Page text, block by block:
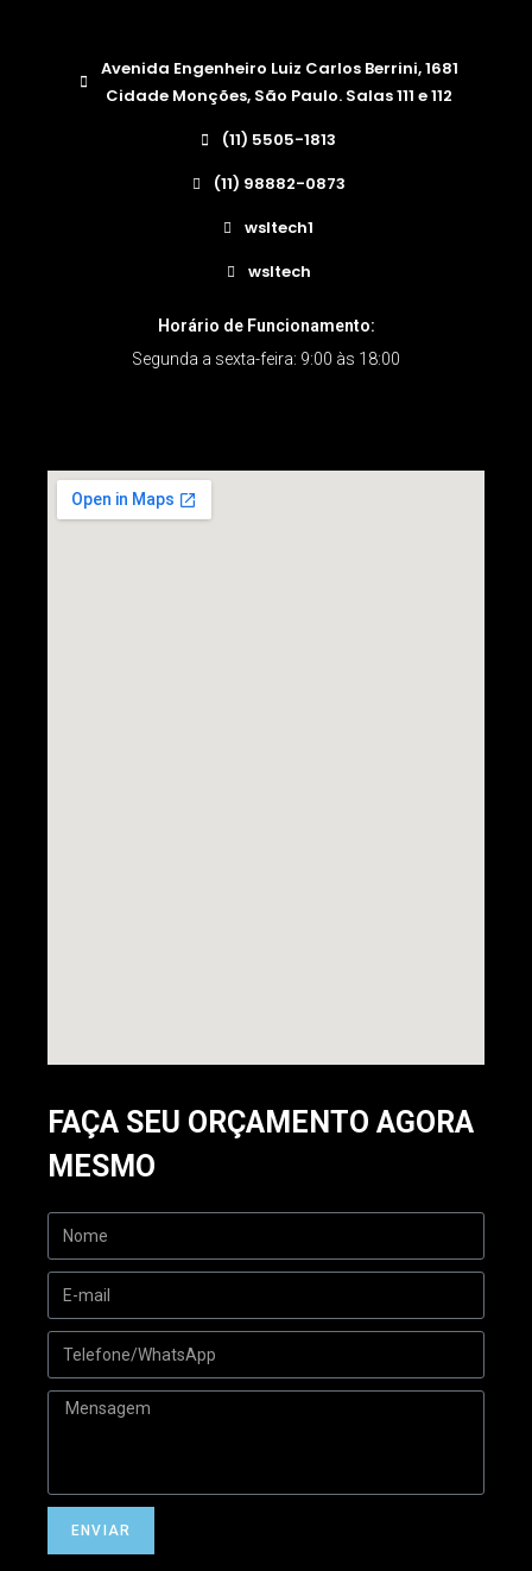
Avenida Engenheiro Luiz Carlos Berrini, 1681
Cidade Monções, São Paulo. Salas 111 e 112
(11) 5505-1813
(11) 98882-0873
wsltech1
wsltech
Horário de Funcionamento:
Segunda a sexta-feira: 9:00 às 18:00
FAÇA SEU ORÇAMENTO AGORA
MESMO
ENVIAR